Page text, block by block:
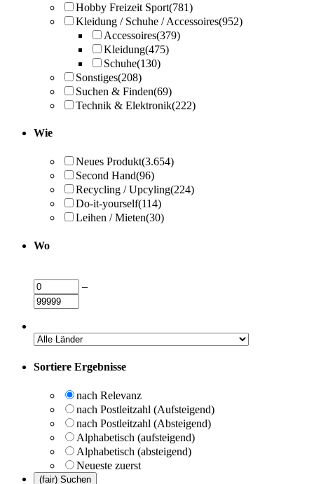
Hobby Freizeit Sport(781)
Kleidung / Schuhe / Accessoires(952)
Accessoires(379)
Kleidung(475)
Schuhe(130)
Sonstiges(208)
Suchen & Finden(69)
Technik & Elektronik(222)
Wie
Neues Produkt(3.654)
Second Hand(96)
Recycling / Upcyling(224)
Do-it-yourself(114)
Leihen / Mieten(30)
Wo
–
Sortiere Ergebnisse
nach Relevanz
nach Postleitzahl (Aufsteigend)
nach Postleitzahl (Absteigend)
Alphabetisch (aufsteigend)
Alphabetisch (absteigend)
Neueste zuerst